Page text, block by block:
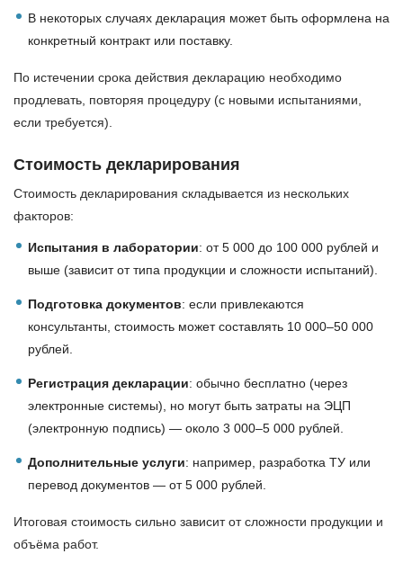
В некоторых случаях декларация может быть оформлена на
конкретный контракт или поставку.
По истечении срока действия декларацию необходимо
продлевать, повторяя процедуру (с новыми испытаниями,
если требуется).
Стоимость декларирования
Стоимость декларирования складывается из нескольких
факторов:
Испытания в лаборатории: от 5 000 до 100 000 рублей и
выше (зависит от типа продукции и сложности испытаний).
Подготовка документов: если привлекаются
консультанты, стоимость может составлять 10 000–50 000
рублей.
Регистрация декларации: обычно бесплатно (через
электронные системы), но могут быть затраты на ЭЦП
(электронную подпись) — около 3 000–5 000 рублей.
Дополнительные услуги: например, разработка ТУ или
перевод документов — от 5 000 рублей.
Итоговая стоимость сильно зависит от сложности продукции и
объёма работ.